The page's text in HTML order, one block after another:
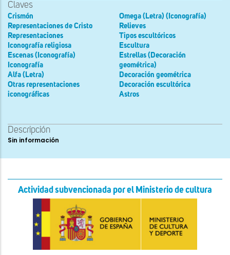
Claves
Crismón
Representaciones de Cristo
Representaciones
Iconografía religiosa
Escenas (Iconografía)
Iconografía
Alfa (Letra)
Otras representaciones
iconográficas
Omega (Letra) (Iconografía)
Relieves
Tipos escultóricos
Escultura
Estrellas (Decoración
geométrica)
Decoración geométrica
Decoración escultórica
Astros
Descripción
Sin información
Actividad subvencionada por el Ministerio de cultura